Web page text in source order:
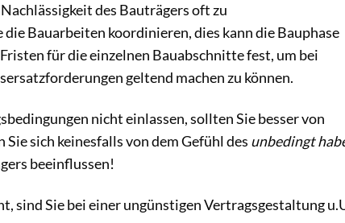
des Bauträgers oft zu
Bauarbeiten koordinieren, dies kann die Bauphase
für die einzelnen Bauabschnitte fest, um bei
geltend machen zu können.
nicht einlassen, sollten Sie besser von
sich keinesfalls von dem Gefühl des unbedingt
beeinflussen!
sind Sie bei einer ungünstigen Vertragsgestaltung